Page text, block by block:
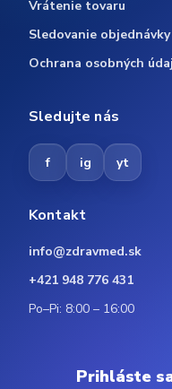
Vrátenie tovaru
Sledovanie objednávky
Ochrana osobných
Sledujte nás
f ig yt
Kontakt
info@zdravmed.sk
+421 948 776 431
Po–Pi: 8:00 – 16:00
Prihláste